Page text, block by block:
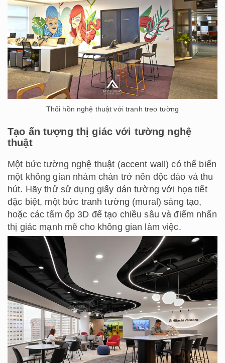
Thổi hồn nghệ thuật với tranh treo tường
Tạo ấn tượng thị giác với tường nghệ
thuật
Một bức tường nghệ thuật (accent wall) có thể biến
một không gian nhàm chán trở nên độc đáo và thu
hút. Hãy thử sử dụng giấy dán tường với họa tiết
đặc biệt, một bức tranh tường (mural) sáng tạo,
hoặc các tấm ốp 3D để tạo chiều sâu và điểm nhấn
thị giác mạnh mẽ cho không gian làm việc.